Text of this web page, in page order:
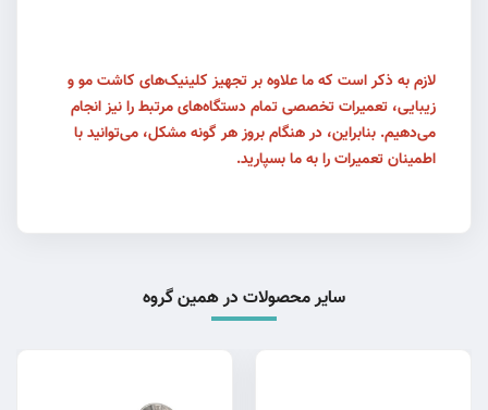
لازم به ذکر است که ما علاوه بر تجهیز کلینیک‌های کاشت مو و
زیبایی، تعمیرات تخصصی تمام دستگاه‌های مرتبط را نیز انجام
می‌دهیم. بنابراین، در هنگام بروز هر گونه مشکل، می‌توانید با
اطمینان تعمیرات را به ما بسپارید.
سایر محصولات در همین گروه